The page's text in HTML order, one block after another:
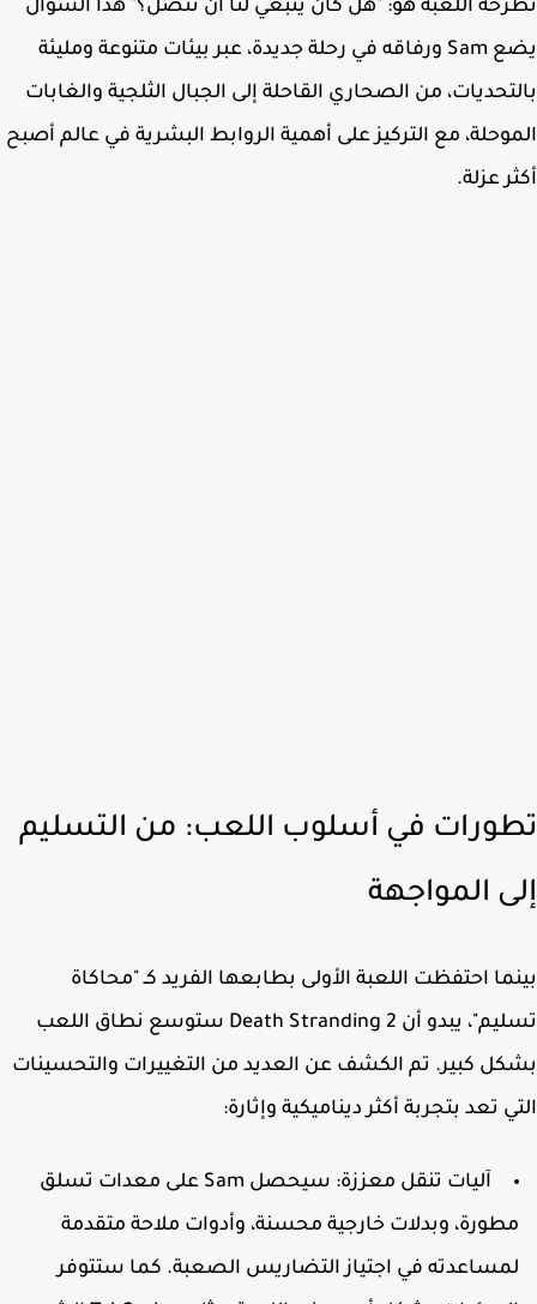
اللعبة هو: "هل كان ينبغي لنا أن نتصل؟" هذا السؤال
يضع Sam ورفاقه في رحلة جديدة، عبر بيئات متنوعة ومليئة
من الصحاري القاحلة إلى الجبال الثلجية والغابات
مع التركيز على أهمية الروابط البشرية في عالم أصبح
عزلة.
في أسلوب اللعب: من التسليم
المواجهة
احتفظت اللعبة الأولى بطابعها الفريد كـ "محاكاة
يبدو أنDeath Stranding 2ستوسع نطاق اللعب
كبير. تم الكشف عن العديد من التغييرات والتحسينات
تعد بتجربة أكثر ديناميكية وإثارة:
آليات تنقل معززة:
سيحصل Sam على معدات تسلق
وبدلات خارجية محسنة، وأدوات ملاحة متقدمة
في اجتياز التضاريس الصعبة. كما ستتوفر